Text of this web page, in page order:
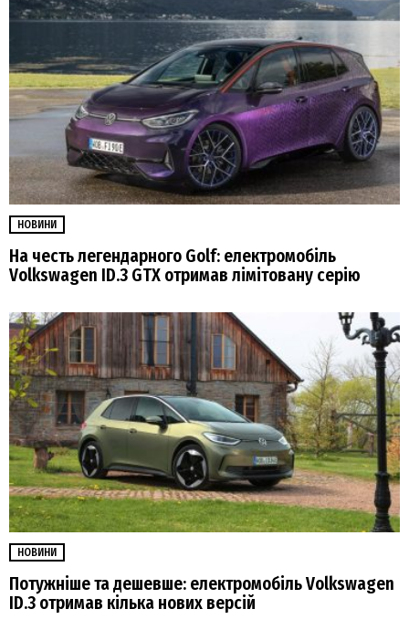
НОВИНИ
На честь легендарного Golf: електромобіль
Volkswagen ID.3 GTX отримав лімітовану серію
НОВИНИ
Потужніше та дешевше: електромобіль Volkswagen
ID.3 отримав кілька нових версій